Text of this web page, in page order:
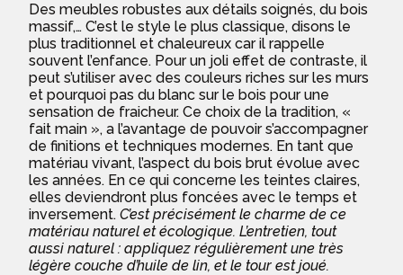
Des meubles robustes aux détails soignés, du bois
massif,… C’est le style le plus classique, disons le
plus traditionnel et chaleureux car il rappelle
souvent l’enfance. Pour un joli effet de contraste, il
peut s’utiliser avec des couleurs riches sur les murs
et pourquoi pas du blanc sur le bois pour une
sensation de fraicheur. Ce choix de la tradition, «
fait main », a l’avantage de pouvoir s’accompagner
de finitions et techniques modernes. En tant que
matériau vivant, l’aspect du bois brut évolue avec
les années. En ce qui concerne les teintes claires,
elles deviendront plus foncées avec le temps et
inversement. C’est précisément le charme de ce
matériau naturel et écologique. L’entretien, tout
aussi naturel : appliquez régulièrement une très
légère couche d’huile de lin, et le tour est joué.